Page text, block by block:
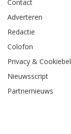
Contact
Adverteren
Redactie
Colofon
Privacy &
Nieuwsscript
Partnernieuws